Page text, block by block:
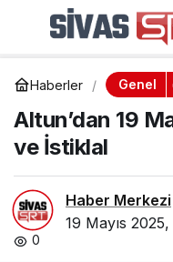
Haberler Genel
Altun’dan 19
ve İstiklal
Haber Merkezi
19 Mayıs 2025,
0
Altun’dan 19 Mayıs